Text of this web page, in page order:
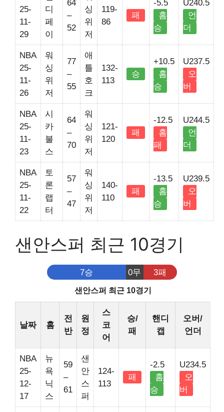
25-
11-
29
디
페
이
64
–
52
싱
위
저
119-
86
패
-5.5
홈
승
U240.5
언
더
NBA
25-
11-
26
워
싱
위
저
77
–
55
애
틀
호
크
132-
113
승
+10.5
홈
승
U237.5
오
버
NBA
25-
11-
23
시
카
불
스
64
–
70
워
싱
위
저
121-
120
패
-12.5
홈
패
U244.5
언
더
NBA
25-
11-
22
토
론
랩
터
57
–
47
워
싱
위
저
140-
110
패
-13.5
홈
승
U239.5
오
버
샌안스퍼 최근 10경기
7승 0무 3패
샌안스퍼 최근 10경기
날짜 홈
전
반
원
정
스
코
어
승/
패
핸디
캡
오버/
언더
NBA
25-
12-
17
뉴
욕
닉
스
59
–
61
샌
안
스
퍼
124-
113
패
-2.5
홈
승
U234.5
오
버